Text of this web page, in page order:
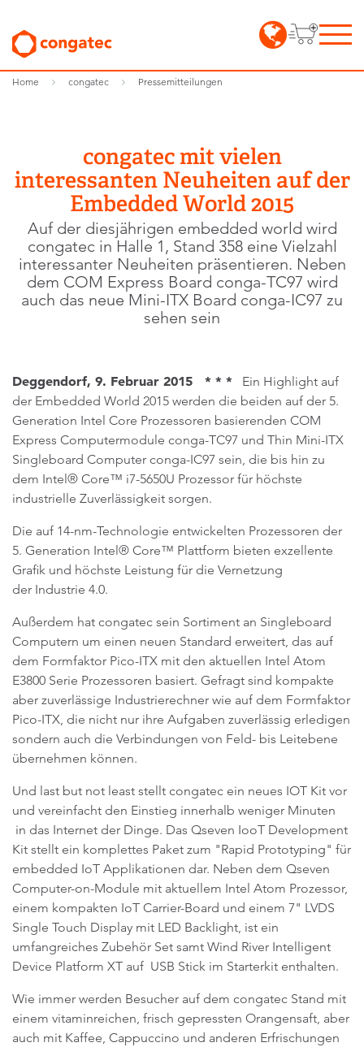
Home congatec Pressemitteilungen
congatec mit vielen
interessanten Neuheiten auf der
Embedded World 2015
Auf der diesjährigen embedded world wird
congatec in Halle 1, Stand 358 eine Vielzahl
interessanter Neuheiten präsentieren. Neben
dem COM Express Board conga-TC97 wird
auch das neue Mini-ITX Board conga-IC97 zu
sehen sein
Deggendorf, 9. Februar 2015 * * * Ein Highlight auf
der Embedded World 2015 werden die beiden auf der 5.
Generation Intel Core Prozessoren basierenden COM
Express Computermodule conga-TC97 und Thin Mini-ITX
Singleboard Computer conga-IC97 sein, die bis hin zu
dem Intel® Core™ i7-5650U Prozessor für höchste
industrielle Zuverlässigkeit sorgen.
Die auf 14-nm-Technologie entwickelten Prozessoren der
5. Generation Intel® Core™ Plattform bieten exzellente
Grafik und höchste Leistung für die Vernetzung
der Industrie 4.0.
Außerdem hat congatec sein Sortiment an Singleboard
Computern um einen neuen Standard erweitert, das auf
dem Formfaktor Pico-ITX mit den aktuellen Intel Atom
E3800 Serie Prozessoren basiert. Gefragt sind kompakte
aber zuverlässige Industrierechner wie auf dem Formfaktor
Pico-ITX, die nicht nur ihre Aufgaben zuverlässig erledigen
sondern auch die Verbindungen von Feld- bis Leitebene
übernehmen können.
Und last but not least stellt congatec ein neues IOT Kit vor
und vereinfacht den Einstieg innerhalb weniger Minuten
in das Internet der Dinge. Das Qseven IooT Development
Kit stellt ein komplettes Paket zum "Rapid Prototyping" für
embedded IoT Applikationen dar. Neben dem Qseven
Computer-on-Module mit aktuellem Intel Atom Prozessor,
einem kompakten IoT Carrier-Board und einem 7" LVDS
Single Touch Display mit LED Backlight, ist ein
umfangreiches Zubehör Set samt Wind River Intelligent
Device Platform XT auf USB Stick im Starterkit enthalten.
Wie immer werden Besucher auf dem congatec Stand mit
einem vitaminreichen, frisch gepressten Orangensaft, aber
auch mit Kaffee, Cappuccino und anderen Erfrischungen